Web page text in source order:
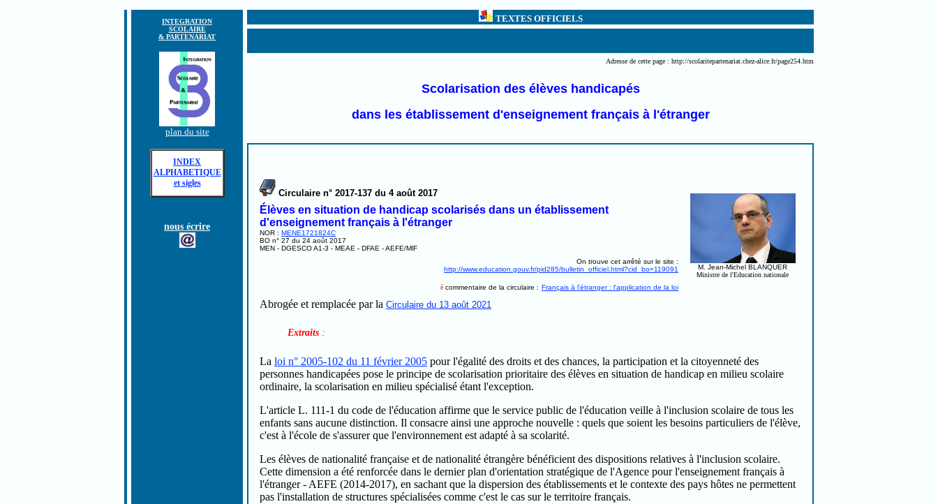
INTEGRATION
SCOLAIRE
& PARTENARIAT
plan du site
INDEX
ALPHABETIQUE
et sigles
nous écrire
TEXTES OFFICIELS
Adresse de cette page : http://scolaritepartenariat.chez-alice.fr/page254.htm
Scolarisation des élèves handicapés
dans les établissement d'enseignement français à l'étranger
Circulaire n° 2017-137 du 4 août 2017
M. Jean-Michel BLANQUER
Ministre de l'Education nationale
Élèves en situation de handicap scolarisés dans un établissement
d'enseignement français à l'étranger
NOR : MENE1721824C
BO n° 27 du 24 août 2017
MEN - DGESCO A1-3 - MEAE - DFAE - AEFE/MlF
On trouve cet arrêté sur le site :
http://www.education.gouv.fr/pid285/bulletin_officiel.html?cid_bo=119091
è commentaire de la circulaire : Français à l'étranger : l'application de la loi
Abrogée et remplacée par la Circulaire du 13 août 2021
Extraits :
La loi n° 2005-102 du 11 février 2005 pour l'égalité des droits et des chances, la participation et la citoyenneté des
personnes handicapées pose le principe de scolarisation prioritaire des élèves en situation de handicap en milieu scolaire
ordinaire, la scolarisation en milieu spécialisé étant l'exception.
L'article L. 111-1 du code de l'éducation affirme que le service public de l'éducation veille à l'inclusion scolaire de tous les
enfants sans aucune distinction. Il consacre ainsi une approche nouvelle : quels que soient les besoins particuliers de l'élève,
c'est à l'école de s'assurer que l'environnement est adapté à sa scolarité.
Les élèves de nationalité française et de nationalité étrangère bénéficient des dispositions relatives à l'inclusion scolaire.
Cette dimension a été renforcée dans le dernier plan d'orientation stratégique de l'Agence pour l'enseignement français à
l'étranger - AEFE (2014-2017), en sachant que la dispersion des établissements et le contexte des pays hôtes ne permettent
pas l'installation de structures spécialisées comme c'est le cas sur le territoire français.